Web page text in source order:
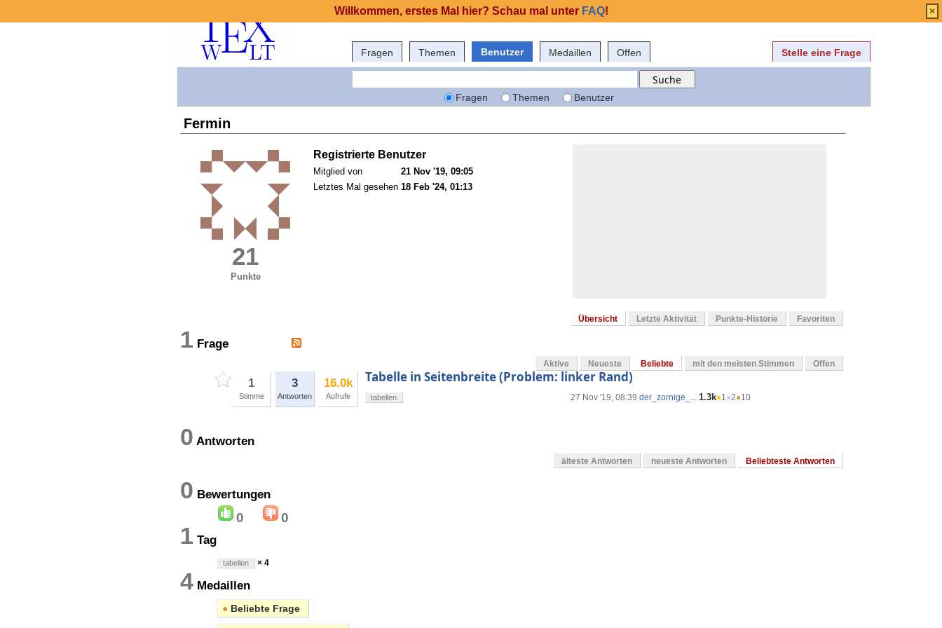
Fragen Themen Benutzer Medaillen Offen Stelle eine Frage
Fragen Themen Benutzer
Fermin
21
Punkte
Registrierte Benutzer
Mitglied von
21 Nov '19, 09:05
Letztes Mal gesehen 18 Feb '24, 01:13
Übersicht Letzte Aktivität Punkte-Historie Favoriten
1 Frage
Aktive Neueste Beliebte mit den meisten Stimmen Offen
1
Stimme
3
Antworten
16.0k
Aufrufe
Tabelle in Seitenbreite (Problem: linker Rand)
27 Nov '19, 08:39 der_zornige_... 1.3k●1●2●10
tabellen
0 Antworten
älteste Antworten neueste Antworten Beliebteste Antworten
0 Bewertungen
0 0
1 Tag
tabellen × 4
4 Medaillen
● Beliebte Frage
Willkommen, erstes Mal hier? Schau mal unter FAQ! ×